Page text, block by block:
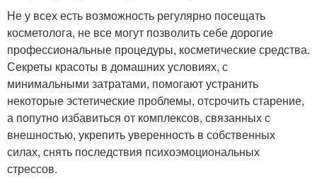
Не у всех есть возможность регулярно посещать
косметолога, не все могут позволить себе дорогие
профессиональные процедуры, косметические средства.
Секреты красоты в домашних условиях, с
минимальными затратами, помогают устранить
некоторые эстетические проблемы, отсрочить старение,
а попутно избавиться от комплексов, связанных с
внешностью, укрепить уверенность в собственных
силах, снять последствия психоэмоциональных
стрессов.